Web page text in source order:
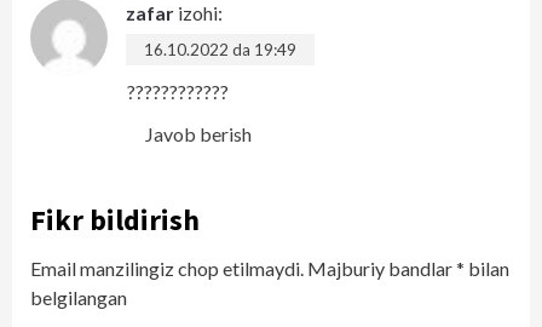
zafar izohi:
16.10.2022 da 19:49
????????????
Javob berish
Fikr bildirish
Email manzilingiz chop etilmaydi. Majburiy bandlar* bilan
belgilangan